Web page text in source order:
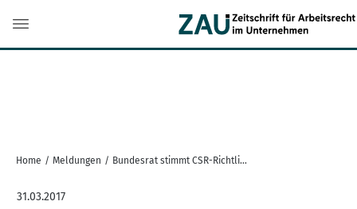
Home / Meldungen / Bundesrat stimmt CSR-Richtlinie zu: Was Unternehmen jetzt wissen müssen
31.03.2017